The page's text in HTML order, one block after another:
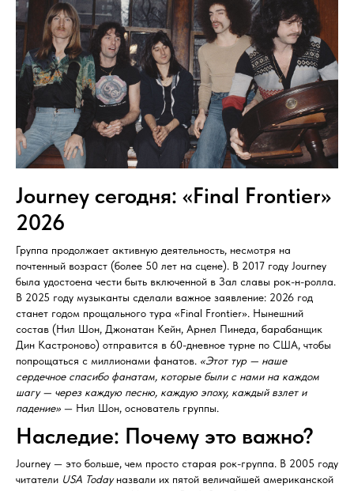
Journey сегодня: «Final Frontier»
2026
Группа продолжает активную деятельность, несмотря на
почтенный возраст (более 50 лет на сцене). В 2017 году Journey
была удостоена чести быть включенной в Зал славы рок-н-ролла.
В 2025 году музыканты сделали важное заявление: 2026 год
станет годом прощального тура «Final Frontier». Нынешний
состав (Нил Шон, Джонатан Кейн, Арнел Пинеда, барабанщик
Дин Кастроново) отправится в 60-дневное турне по США, чтобы
попрощаться с миллионами фанатов. «Этот тур — наше
сердечное спасибо фанатам, которые были с нами на каждом
шагу — через каждую песню, каждую эпоху, каждый взлет и
падение» — Нил Шон, основатель группы.
Наследие: Почему это важно?
Journey — это больше, чем просто старая рок-группа. В 2005 году
читатели USA Todayназвали их пятой величайшей американской